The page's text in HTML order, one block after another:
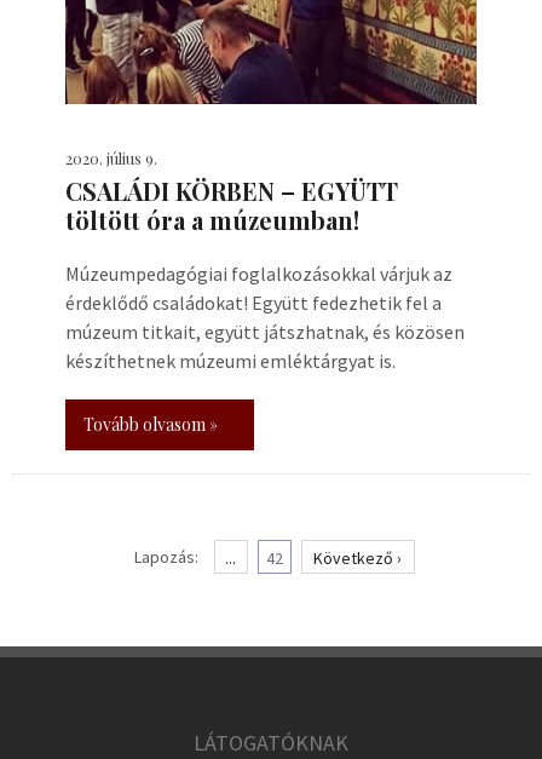
2020. július 9.
CSALÁDI KÖRBEN – EGYÜTT
töltött óra a múzeumban!
Múzeumpedagógiai foglalkozásokkal várjuk az
érdeklődő családokat! Együtt fedezhetik fel a
múzeum titkait, együtt játszhatnak, és közösen
készíthetnek múzeumi emléktárgyat is.
Tovább olvasom »
Lapozás: ... 42 Következő ›
LÁTOGATÓKNAK